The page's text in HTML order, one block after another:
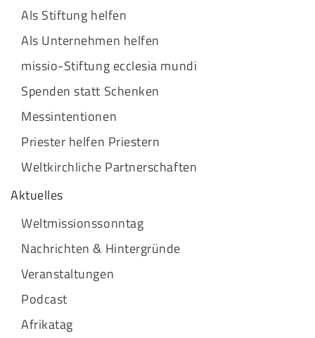
Als Stiftung helfen
Als Unternehmen helfen
missio-Stiftung ecclesia mundi
Spenden statt Schenken
Messintentionen
Priester helfen Priestern
Weltkirchliche Partnerschaften
Aktuelles
Weltmissionssonntag
Nachrichten & Hintergründe
Veranstaltungen
Podcast
Afrikatag